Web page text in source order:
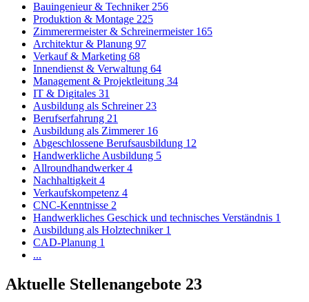
Bauingenieur & Techniker 256
Produktion & Montage 225
Zimmerermeister & Schreinermeister 165
Architektur & Planung 97
Verkauf & Marketing 68
Innendienst & Verwaltung 64
Management & Projektleitung 34
IT & Digitales 31
Ausbildung als Schreiner 23
Berufserfahrung 21
Ausbildung als Zimmerer 16
Abgeschlossene Berufsausbildung 12
Handwerkliche Ausbildung 5
Allroundhandwerker4
Nachhaltigkeit 4
Verkaufskompetenz 4
CNC-Kenntnisse 2
Handwerkliches Geschick und technisches Verständnis 1
Ausbildung als Holztechniker 1
CAD-Planung 1
...
Aktuelle Stellenangebote 23